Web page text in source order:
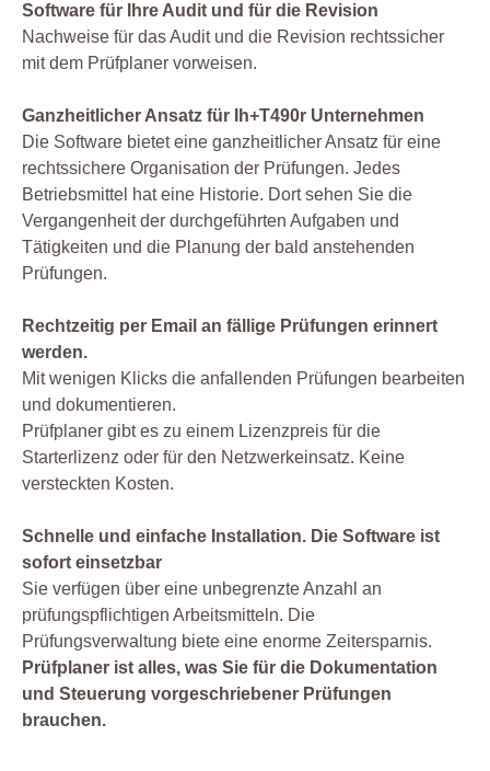
Software für Ihre Audit und für die Revision
Nachweise für das Audit und die Revision rechtssicher
mit dem Prüfplaner vorweisen.
Ganzheitlicher Ansatz für Ih+T490r Unternehmen
Die Software bietet eine ganzheitlicher Ansatz für eine
rechtssichere Organisation der Prüfungen. Jedes
Betriebsmittel hat eine Historie. Dort sehen Sie die
Vergangenheit der durchgeführten Aufgaben und
Tätigkeiten und die Planung der bald anstehenden
Prüfungen.
Rechtzeitig per Email an fällige Prüfungen erinnert
werden.
Mit wenigen Klicks die anfallenden Prüfungen bearbeiten
und dokumentieren.
Prüfplaner gibt es zu einem Lizenzpreis für die
Starterlizenz oder für den Netzwerkeinsatz. Keine
versteckten Kosten.
Schnelle und einfache Installation. Die Software ist
sofort einsetzbar
Sie verfügen über eine unbegrenzte Anzahl an
prüfungspflichtigen Arbeitsmitteln. Die
Prüfungsverwaltung biete eine enorme Zeitersparnis.
Prüfplaner ist alles, was Sie für die Dokumentation
und Steuerung vorgeschriebener Prüfungen
brauchen.